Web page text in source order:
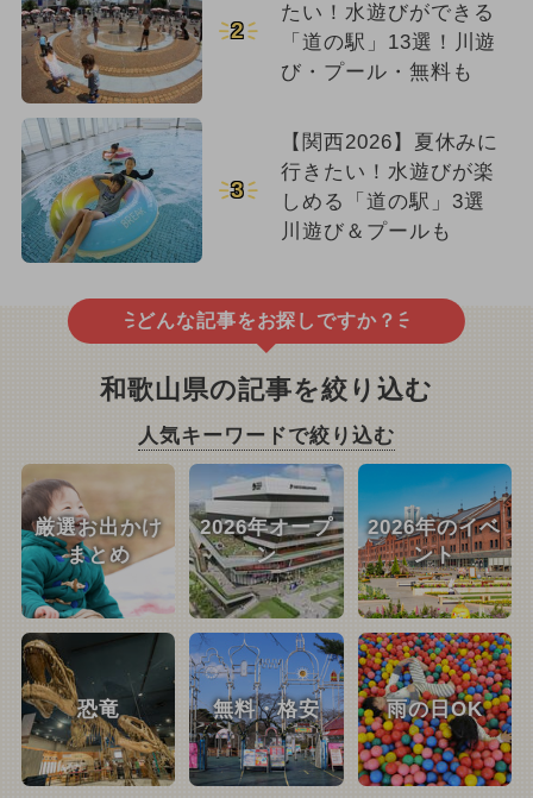
2
たい！水遊びができる
「道の駅」13選！川遊
び・プール・無料も
3
【関西2026】夏休みに
行きたい！水遊びが楽
しめる「道の駅」3選
川遊び＆プールも
どんな記事をお探しですか？
和歌山県の記事を絞り込む
人気キーワードで絞り込む
厳選お出かけ
まとめ
2026年オープ
ン
2026年のイベ
ント
恐竜 無料・格安 雨の日OK